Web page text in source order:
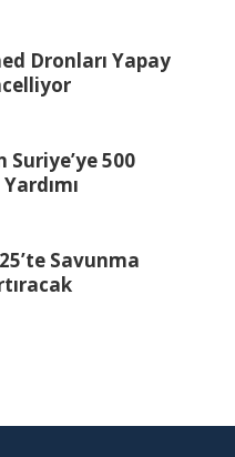
Dronları Yapay
Suriye’ye 500
Savunma